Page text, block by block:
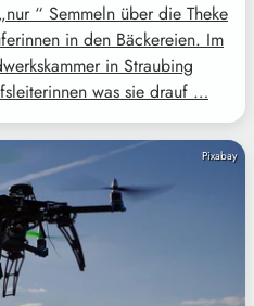
“ Semmeln über die Theke
in den Bäckereien. Im
in Straubing
was sie drauf …
Pixabay